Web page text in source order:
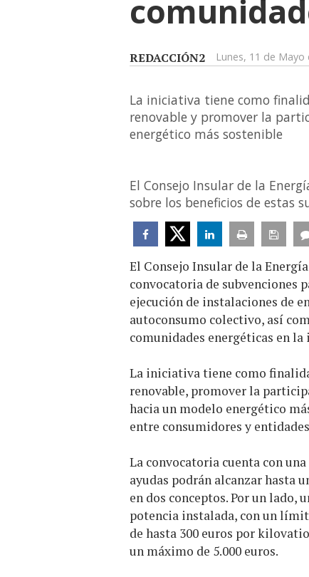
REDACCIÓN2 Lunes, 11 de Mayo
La iniciativa tiene como
renovable y promover la
energético más sostenible
El Consejo Insular de la
sobre los beneficios de estas
El Consejo Insular de la
convocatoria de subvenciones
ejecución de instalaciones de
autoconsumo colectivo, así
comunidades energéticas en la
La iniciativa tiene como
renovable, promover la
hacia un modelo energético
entre consumidores y
La convocatoria cuenta con
ayudas podrán alcanzar hasta
en dos conceptos. Por un lado,
potencia instalada, con un
de hasta 300 euros por
un máximo de 5.000 euros.